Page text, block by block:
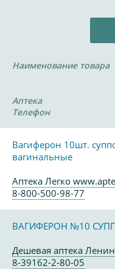
Наименование товара
Аптека
Телефон
Вагиферон 10шт.
вагинальные
Аптека Легко
8-800-500-98-77
ВАГИФЕРОН №10
Дешевая аптека
8-39162-2-80-05